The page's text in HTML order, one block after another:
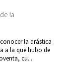
la
la drástica
a la que hubo de
cu...